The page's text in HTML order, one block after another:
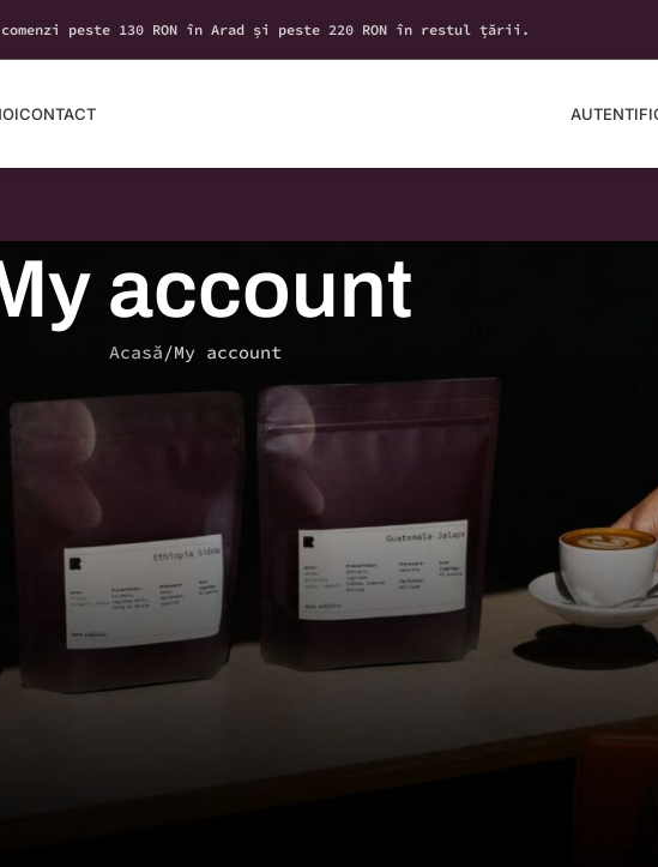
peste 130 RON în Arad și peste 220 RON în restul țării.
CONTACT
account
Acasă My account
Inregistreaza-te
Înregistrarea pe acest site îți permite să
accesezi statusul și istoricul comenzilor
Completează câmpurile de mai jos și îți vom
un cont nou în cel mai scurt timp. Îți vom
solicita doar informațiile necesare pentru ca
procesul de cumpărare să fie mai rapid și mai
ușor.